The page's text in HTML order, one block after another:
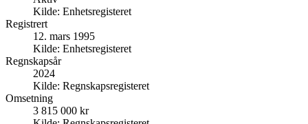
Kilde: Enhetsregisteret
Registrert
12. mars 1995
Kilde: Enhetsregisteret
Regnskapsår
2024
Kilde: Regnskapsregisteret
Omsetning
3 815 000 kr